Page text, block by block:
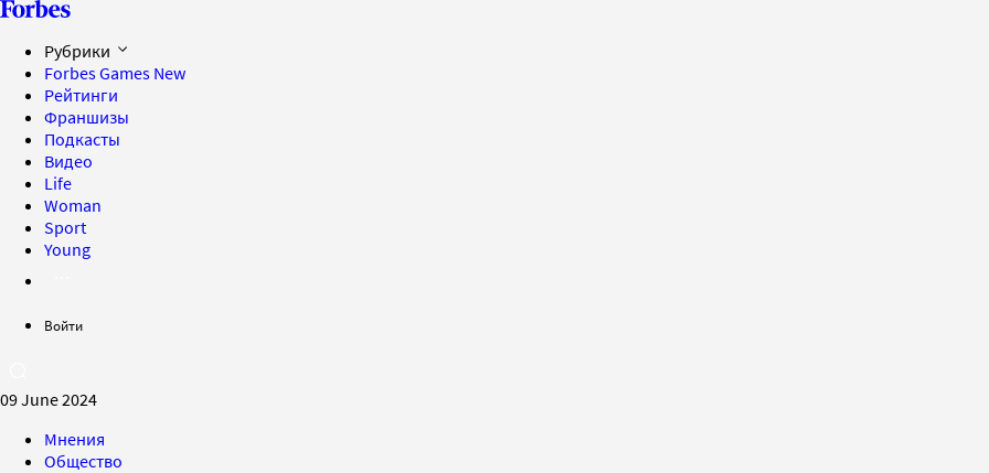
Рубрики
Forbes Games New
Рейтинги
Франшизы
Подкасты
Видео
Life
Woman
Sport
Young
Войти
09 June 2024
Мнения
Общество